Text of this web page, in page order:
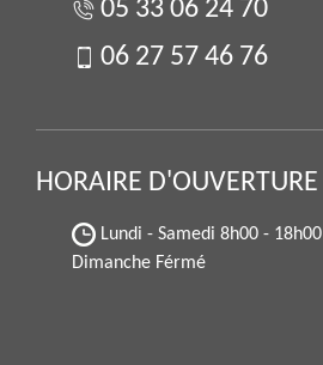
05 33 06 24 70
06 27 57 46 76
HORAIRE D'OUVERTURE
Lundi - Samedi 8h00 - 18h00
Dimanche Férmé